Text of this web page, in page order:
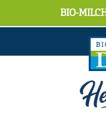
BIO-